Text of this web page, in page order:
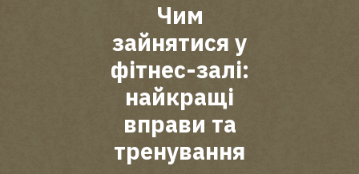
Чим
зайнятися у
фітнес-залі:
найкращі
вправи та
тренування